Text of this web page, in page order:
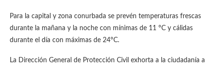
Para la capital y zona conurbada se prevén temperaturas frescas
durante la mañana y la noche con mínimas de 11 °C y cálidas
durante el día con máximas de 24°C.
La Dirección General de Protección Civil exhorta a la ciudadanía a